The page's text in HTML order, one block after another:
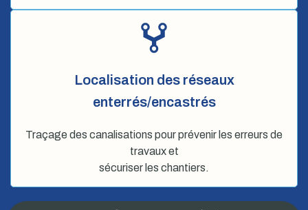
Localisation des réseaux
enterrés/encastrés
Traçage des canalisations pour prévenir les erreurs de
travaux et
sécuriser les chantiers.